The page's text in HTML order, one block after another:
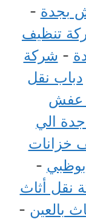
بجدة-
تنظيف
- شركة
نقل
الي
-
أثاث
-